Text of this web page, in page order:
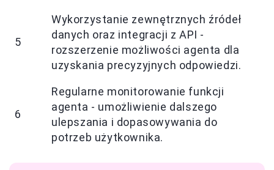
5
Wykorzystanie zewnętrznych źródeł
danych oraz integracji z API -
rozszerzenie możliwości agenta dla
uzyskania precyzyjnych odpowiedzi.
6
Regularne monitorowanie funkcji
agenta - umożliwienie dalszego
ulepszania i dopasowywania do
potrzeb użytkownika.